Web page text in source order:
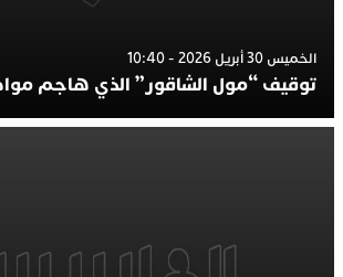
الخميس 30 أبريل 2026 - 10:40
توقيف “مول الشاقور” الذي هاجم